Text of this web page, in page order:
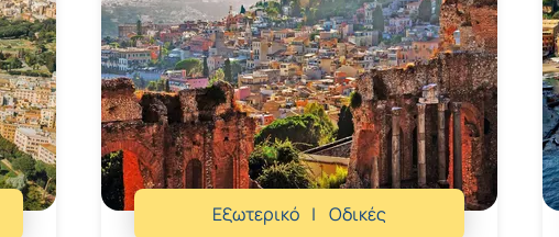
Εξωτερικό Οδικές